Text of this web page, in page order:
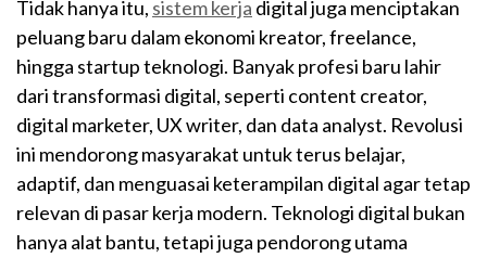
Tidak hanya itu, sistem kerja digital juga menciptakan
peluang baru dalam ekonomi kreator, freelance,
hingga startup teknologi. Banyak profesi baru lahir
dari transformasi digital, seperti content creator,
digital marketer, UX writer, dan data analyst. Revolusi
ini mendorong masyarakat untuk terus belajar,
adaptif, dan menguasai keterampilan digital agar tetap
relevan di pasar kerja modern. Teknologi digital bukan
hanya alat bantu, tetapi juga pendorong utama